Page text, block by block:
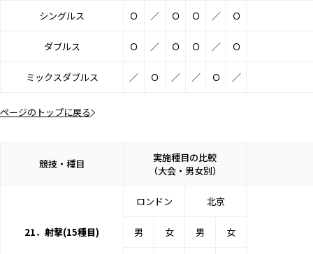
シングルス Ｏ ／ Ｏ Ｏ ／ Ｏ
ダブルス Ｏ ／ Ｏ Ｏ ／ Ｏ
ミックスダブルス ／ Ｏ ／ ／ Ｏ ／
ページのトップに戻る
競技・種目
実施種目の比較
（大会・男女別）
21．射撃(15種目)
ロンドン 北京
男 女 男 女